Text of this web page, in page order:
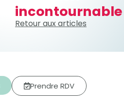
incontournable
Retour aux articles
Prendre RDV